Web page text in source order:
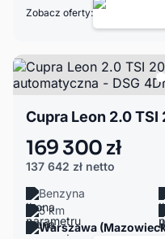
Zobacz oferty:
169 300 zł
137 642 zł netto
Benzyna
5 km
Warszawa